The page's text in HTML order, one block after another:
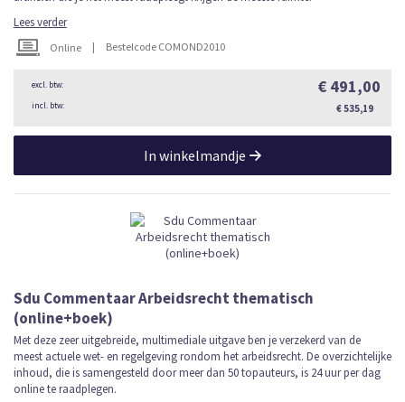
Lees verder
Online | Bestelcode COMOND2010
€ 491,00
€ 535,19
In winkelmandje
Sdu Commentaar Arbeidsrecht thematisch
(online+boek)
Met deze zeer uitgebreide, multimediale uitgave ben je verzekerd van de
meest actuele wet- en regelgeving rondom het arbeidsrecht. De overzichtelijke
inhoud, die is samengesteld door meer dan 50 topauteurs, is 24 uur per dag
online te raadplegen.